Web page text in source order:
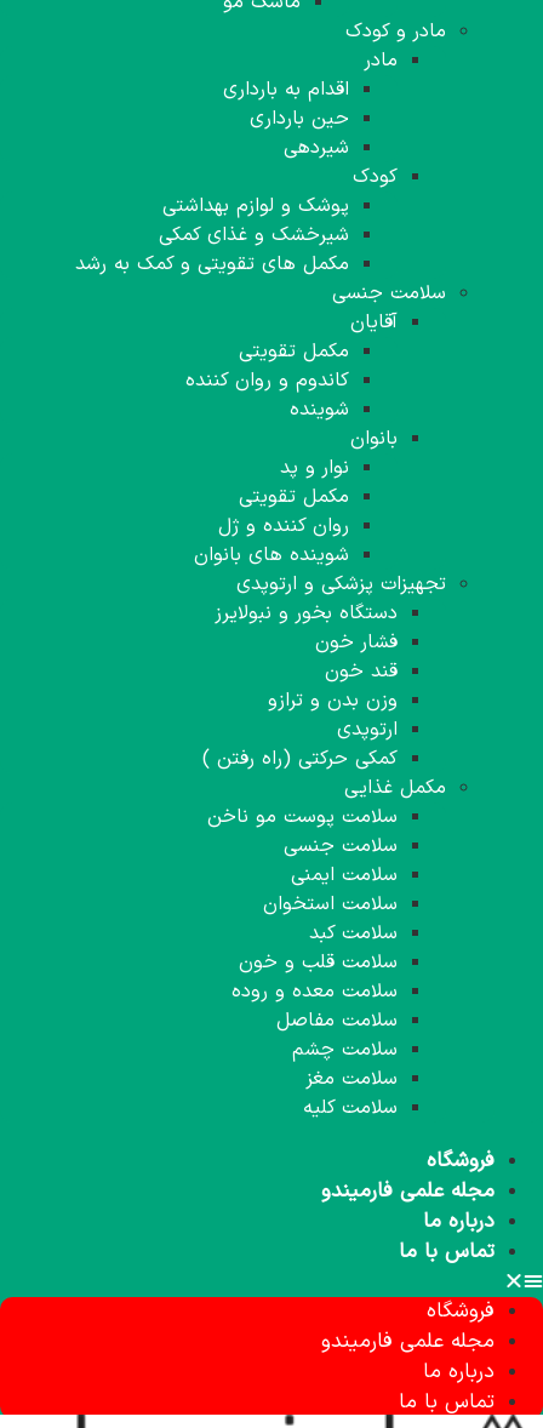
مادر و کودک
مادر
اقدام به بارداری
حین بارداری
شیردهی
کودک
پوشک و لوازم بهداشتی
شیرخشک و غذای کمکی
مکمل های تقویتی و کمک به رشد
سلامت جنسی
آقایان
مکمل تقویتی
کاندوم و روان کننده
شوینده
بانوان
نوار و پد
مکمل تقویتی
روان کننده و ژل
شوینده های بانوان
تجهیزات پزشکی و ارتوپدی
دستگاه بخور و نبولایرز
فشار خون
قند خون
وزن بدن و ترازو
ارتوپدی
کمکی حرکتی (‌راه رفتن )
مکمل غذایی
سلامت پوست مو ناخن
سلامت جنسی
سلامت ایمنی
سلامت استخوان
سلامت کبد
سلامت قلب و خون
سلامت معده و روده
سلامت مفاصل
سلامت چشم
سلامت مغز
سلامت کلیه
فروشگاه
مجله علمی فارمیندو
درباره ما
تماس با ما
فروشگاه
مجله علمی فارمیندو
درباره ما
تماس با ما